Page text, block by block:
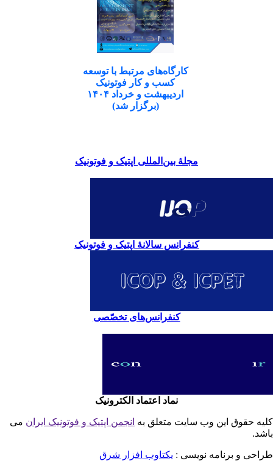
کارگاه‌های مرتبط با توسعه
کسب و کار فوتونیک
اردیبهشت و خرداد ۱۴۰۴
(برگزار شد)
مجلۀ بین‌المللی اپتیک و فوتونیک
کنفرانس سالانۀ اپتیک و فوتونیک
کنفرانس‌های تخصّصی
نماد اعتماد الکترونیک
حقوق این وب سایت متعلق بهانجمن اپتیک و فوتونیک ایران می
و برنامه نویسی : یکتاوب افزار شرق